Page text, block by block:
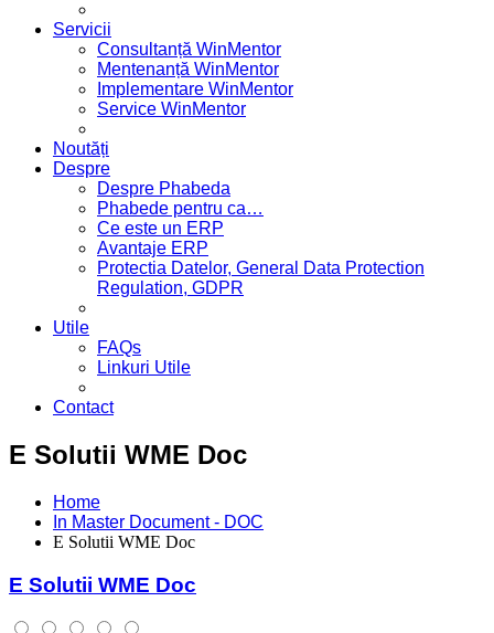
Servicii
Consultanță WinMentor
Mentenanță WinMentor
Implementare WinMentor
Service WinMentor
Noutăți
Despre
Despre Phabeda
Phabede pentru ca…
Ce este un ERP
Avantaje ERP
Protectia Datelor, General Data Protection
Regulation, GDPR
Utile
FAQs
Linkuri Utile
Contact
E Solutii WME Doc
Home
In Master Document - DOC
E Solutii WME Doc
E Solutii WME Doc